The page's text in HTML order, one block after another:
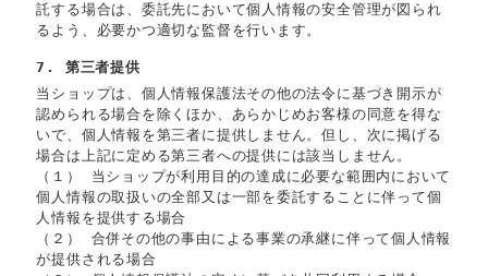
託する場合は、委託先において個人情報の安全管理が図られ
るよう、必要かつ適切な監督を行います。
7. 第三者提供
当ショップは、個人情報保護法その他の法令に基づき開示が
認められる場合を除くほか、あらかじめお客様の同意を得な
いで、個人情報を第三者に提供しません。但し、次に掲げる
場合は上記に定める第三者への提供には該当しません。
（１） 当ショップが利用目的の達成に必要な範囲内において
個人情報の取扱いの全部又は一部を委託することに伴って個
人情報を提供する場合
（２） 合併その他の事由による事業の承継に伴って個人情報
が提供される場合